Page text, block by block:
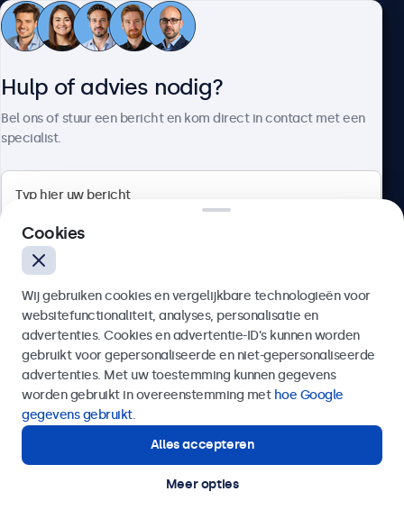
Klantenservice
4.8/5 door 5000+ bedrijven
Nederlands
© 2026 Beetronics
Hulp of advies nodig?
Bel ons of stuur een bericht en kom direct in contact met een
specialist.
Verzenden
Of bel ons op
Hulp of advies nodig?
Direct contact met een specialist.
Cookies
Wij gebruiken cookies en vergelijkbare technologieën voor
websitefunctionaliteit, analyses, personalisatie en
advertenties. Cookies en advertentie-ID’s kunnen worden
gebruikt voor gepersonaliseerde en niet-gepersonaliseerde
advertenties. Met uw toestemming kunnen gegevens
worden gebruikt in overeenstemming met hoe Google
gegevens gebruikt.
Alles accepteren
Meer opties